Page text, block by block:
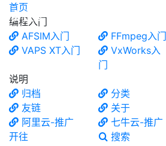
食铁兽
首页
编程入门
AFSIM入门
FFmpeg入门
VAPS XT入门
VxWorks入
门
说明
归档
分类
友链
关于
阿里云-推广
七牛云-推广
开往
搜索